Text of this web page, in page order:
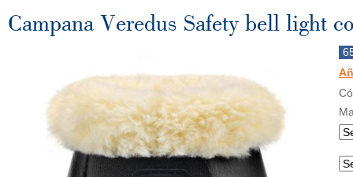
Campana Veredus Safety bell light